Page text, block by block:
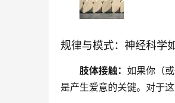
规律与模式：神经科学
肢体接触： 如果你（
是产生爱意的关键。对于